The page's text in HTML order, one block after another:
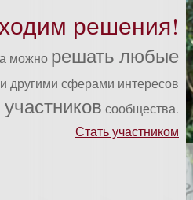
решения!
можно решать любые
другими сферами интересов
участников сообщества.
Стать участником